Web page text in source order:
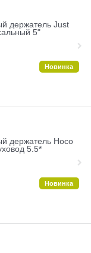
держатель Just
5"
Новинка
держатель Hoco
5.5*
Новинка